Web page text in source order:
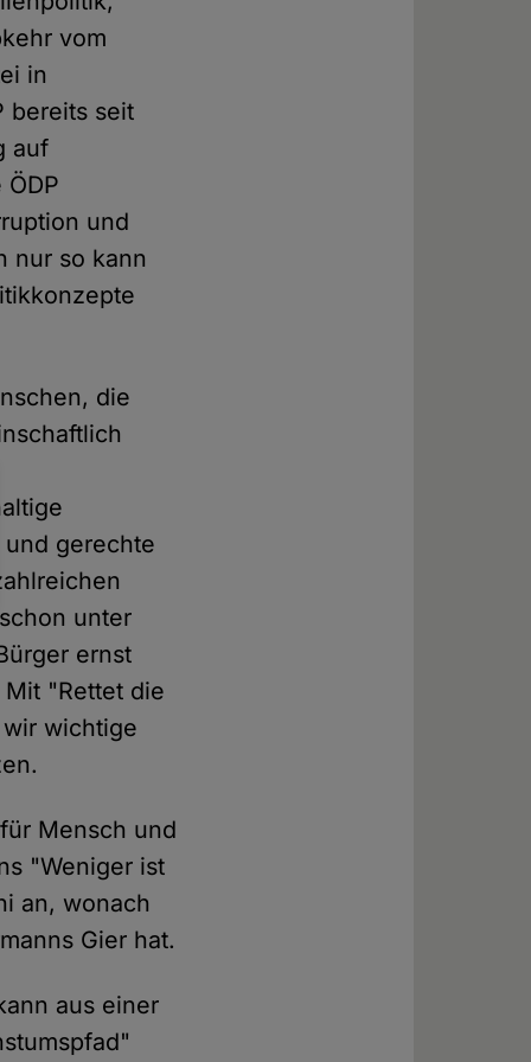
vom
in
bereits seit
auf
und
nur so kann
die
gerechte
unter
ernst
"Rettet die
wichtige
Mensch und
"Weniger ist
an, wonach
Gier hat.
aus einer